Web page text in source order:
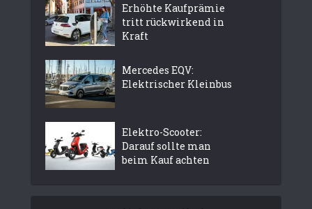
Erhöhte Kaufprämie
tritt rückwirkend in
Kraft
Mercedes EQV:
Elektrischer Kleinbus
Elektro-Scooter:
Darauf sollte man
beim Kauf achten